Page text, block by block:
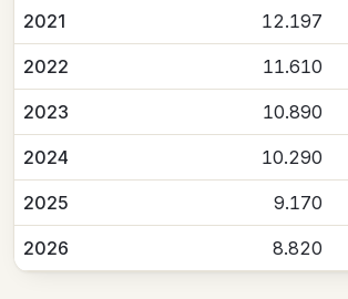
2021 12.197
2022 11.610
2023 10.890
2024 10.290
2025 9.170
2026 8.820